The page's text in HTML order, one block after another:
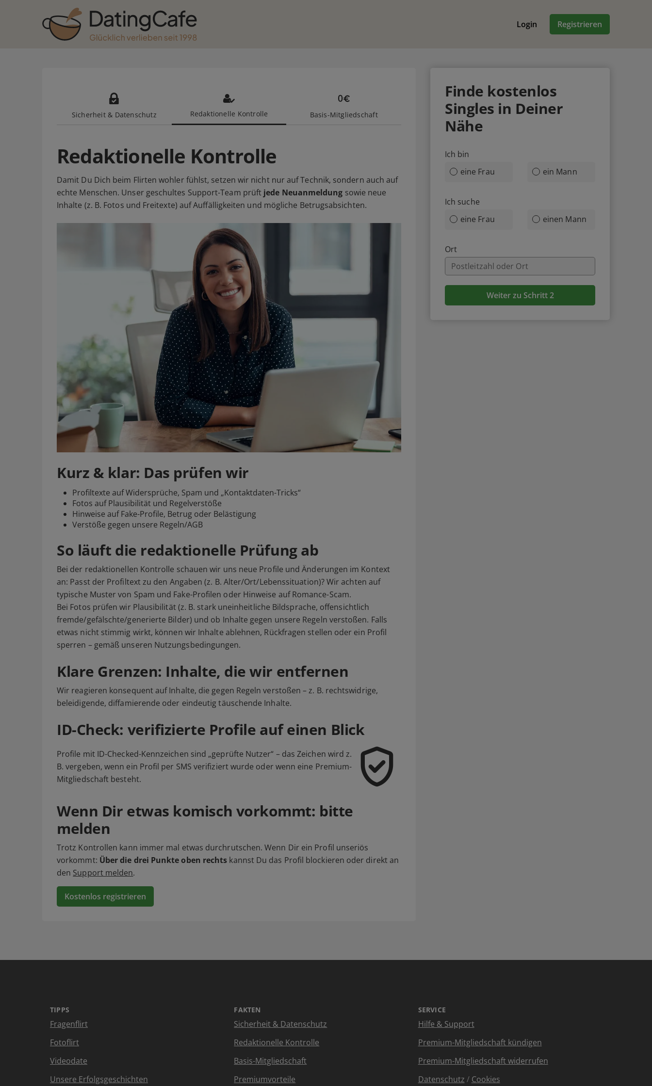
Login Registrieren
Sicherheit & Datenschutz Redaktionelle Kontrolle Basis-Mitgliedschaft
Redaktionelle Kontrolle
Damit Du Dich beim Flirten wohler fühlst, setzen wir nicht nur auf Technik, sondern auch auf
echte Menschen. Unser geschultes Support-Team prüft jede Neuanmeldung sowie neue
Inhalte (z. B. Fotos und Freitexte) auf Auffälligkeiten und mögliche Betrugsabsichten.
Kurz & klar: Das prüfen wir
Profiltexte auf Widersprüche, Spam und „Kontaktdaten-Tricks“
Fotos auf Plausibilität und Regelverstöße
Hinweise auf Fake-Profile, Betrug oder Belästigung
Verstöße gegen unsere Regeln/AGB
So läuft die redaktionelle Prüfung ab
Bei der redaktionellen Kontrolle schauen wir uns neue Profile und Änderungen im Kontext
an: Passt der Profiltext zu den Angaben (z. B. Alter/Ort/Lebenssituation)? Wir achten auf
typische Muster von Spam und Fake-Profilen oder Hinweise auf Romance-Scam.
Bei Fotos prüfen wir Plausibilität (z. B. stark uneinheitliche Bildsprache, offensichtlich
fremde/gefälschte/generierte Bilder) und ob Inhalte gegen unsere Regeln verstoßen. Falls
etwas nicht stimmig wirkt, können wir Inhalte ablehnen, Rückfragen stellen oder ein Profil
sperren – gemäß unseren Nutzungsbedingungen.
Klare Grenzen: Inhalte, die wir entfernen
Wir reagieren konsequent auf Inhalte, die gegen Regeln verstoßen – z. B. rechtswidrige,
beleidigende, diffamierende oder eindeutig täuschende Inhalte.
ID-Check: verifizierte Profile auf einen Blick
Profile mit ID-Checked-Kennzeichen sind „geprüfte Nutzer“ – das Zeichen wird z.
B. vergeben, wenn ein Profil per SMS verifiziert wurde oder wenn eine Premium-
Mitgliedschaft besteht.
Wenn Dir etwas komisch vorkommt: bitte
melden
Trotz Kontrollen kann immer mal etwas durchrutschen. Wenn Dir ein Profil unseriös
vorkommt: Über die drei Punkte oben rechts kannst Du das Profil blockieren oder direkt an
den Support melden.
Kostenlos registrieren
Finde kostenlos
Singles in Deiner
Nähe
Ich bin
eine Frau
ein Mann
Ich suche
eine Frau
einen Mann
Ort
Weiter zu Schritt 2
TIPPS
Fragenflirt
Fotoflirt
Videodate
Unsere Erfolgsgeschichten
FAKTEN
Sicherheit & Datenschutz
Redaktionelle Kontrolle
Basis-Mitgliedschaft
Premiumvorteile
SERVICE
Hilfe & Support
Premium-Mitgliedschaft kündigen
Premium-Mitgliedschaft widerrufen
Datenschutz / Cookies